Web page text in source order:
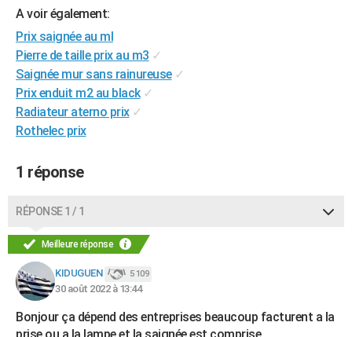
VOYAGE
Destinations
City break
Voyage nature
Voyage de noces
Forum
Climat
+PHOTO
GUIDES D'ACHAT
BONS PLANS
Dictionnaire
Biographies
Citations
Expressions
Proverbes
COPAINS D'AVANT
S'inscrire
Se connecter
Lycées
Collèges
Primaires
Universités
Entreprises
Service militaire
Avis de recherche
AVIS DE DÉCÈS
FORUM
A voir également:
Prix saignée au ml
Pierre de taille prix au m3 ✓
Saignée mur sans rainureuse ✓
Prix enduit m2 au black ✓
Radiateur aterno prix ✓
Rothelec prix
1 réponse
RÉPONSE 1 / 1
Meilleure réponse
KIDUGUEN 5 109
30 août 2022 à 13:44
Bonjour ça dépend des entreprises beaucoup facturent a la